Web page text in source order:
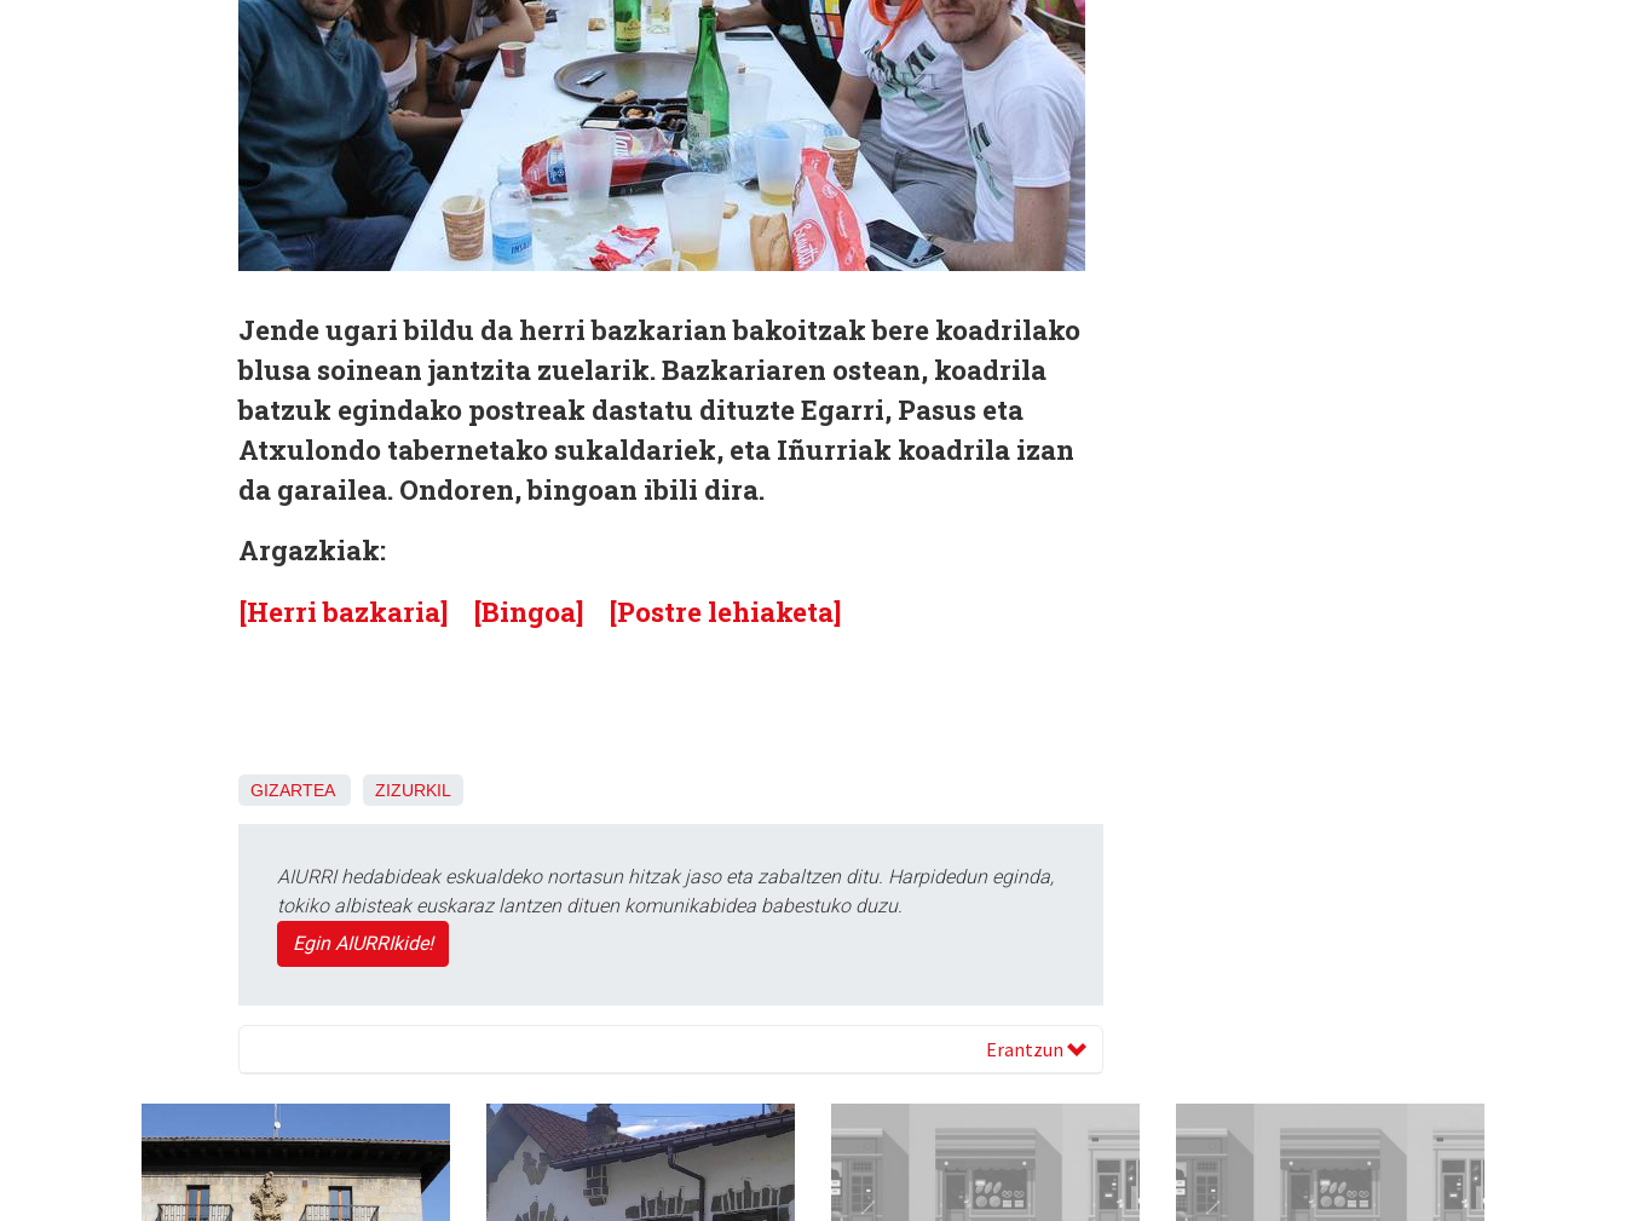
Jende ugari bildu da herri bazkarian bakoitzak bere koadrilako
blusa soinean jantzita zuelarik. Bazkariaren ostean, koadrila
batzuk egindako postreak dastatu dituzte Egarri, Pasus eta
Atxulondo tabernetako sukaldariek, eta Iñurriak koadrila izan
da garailea. Ondoren, bingoan ibili dira.
Argazkiak:
[Herri bazkaria] [Bingoa] [Postre lehiaketa]
GIZARTEA ZIZURKIL
AIURRI hedabideak eskualdeko nortasun hitzak jaso eta zabaltzen ditu. Harpidedun eginda,
tokiko albisteak euskaraz lantzen dituen komunikabidea babestuko duzu.
Egin AIURRIkide!
Erantzun